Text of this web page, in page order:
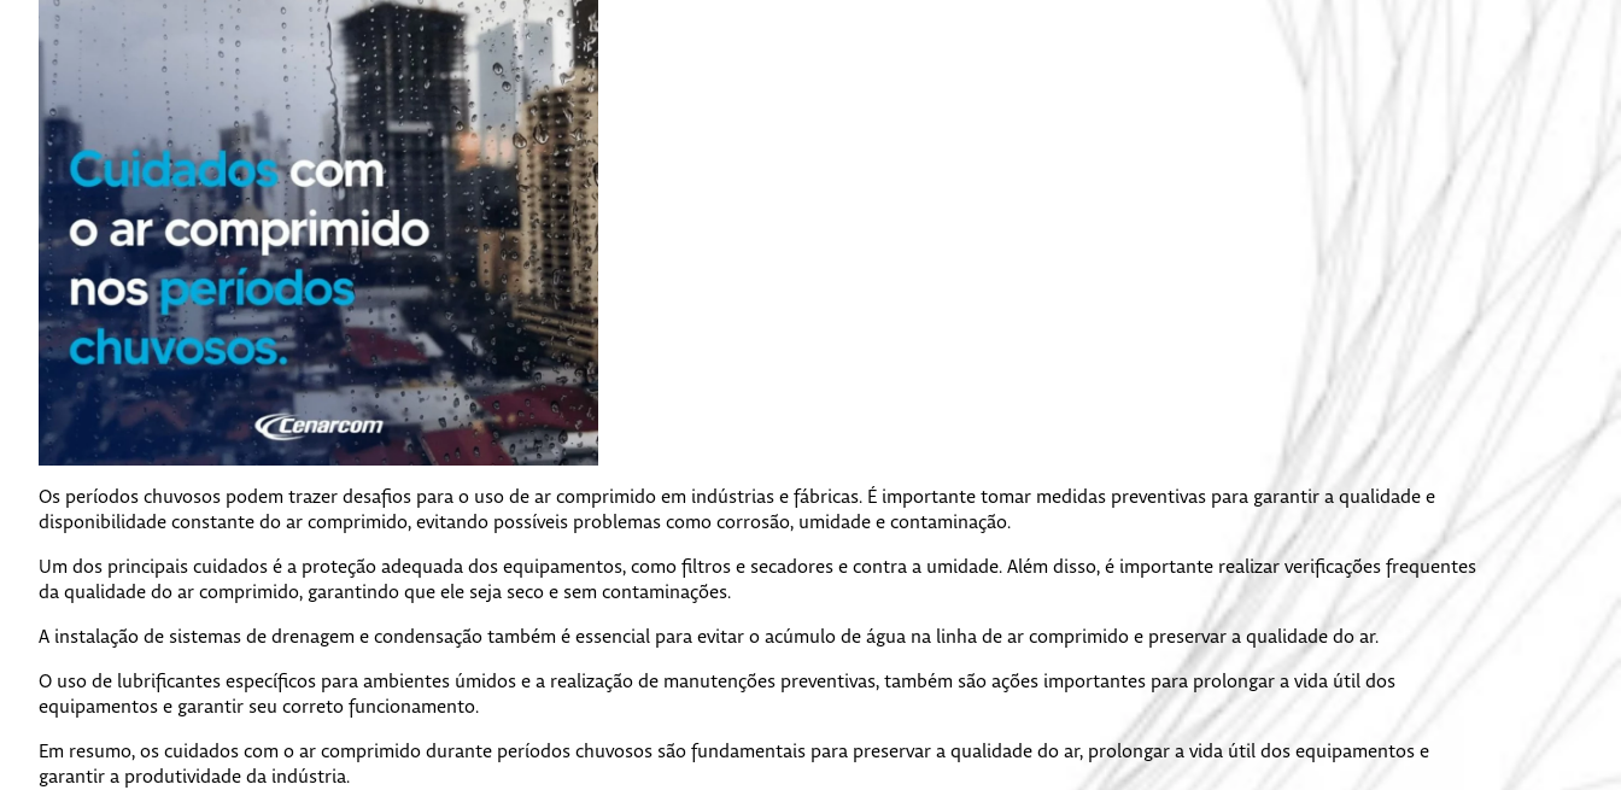
Os períodos chuvosos podem trazer desafios para o uso de ar comprimido em indústrias e fábricas. É importante tomar medidas preventivas para garantir a qualidade e
disponibilidade constante do ar comprimido, evitando possíveis problemas como corrosão, umidade e contaminação.
Um dos principais cuidados é a proteção adequada dos equipamentos, como filtros e secadores e contra a umidade. Além disso, é importante realizar verificações frequentes
da qualidade do ar comprimido, garantindo que ele seja seco e sem contaminações.
A instalação de sistemas de drenagem e condensação também é essencial para evitar o acúmulo de água na linha de ar comprimido e preservar a qualidade do ar.
O uso de lubrificantes específicos para ambientes úmidos e a realização de manutenções preventivas, também são ações importantes para prolongar a vida útil dos
equipamentos e garantir seu correto funcionamento.
Em resumo, os cuidados com o ar comprimido durante períodos chuvosos são fundamentais para preservar a qualidade do ar, prolongar a vida útil dos equipamentos e
garantir a produtividade da indústria.